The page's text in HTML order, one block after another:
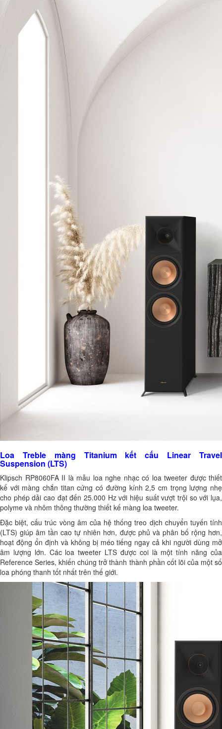
Loa Treble màng Titanium kết cấu Linear Travel
Suspension (LTS)
Klipsch RP8060FA II là mẫu loa nghe nhạc có loa tweeter được thiết
kế với màng chắn titan cứng có đường kính 2,5 cm trọng lượng nhẹ
cho phép dải cao đạt đến 25.000 Hz với hiệu suất vượt trội so với lụa,
polyme và nhôm thông thường thiết kế màng loa tweeter.
Đặc biệt, cấu trúc vòng âm của hệ thống treo dịch chuyển tuyến tính
(LTS) giúp âm tần cao tự nhiên hơn, được phủ và phân bố rộng hơn,
hoạt động ổn định và không bị méo tiếng ngay cả khi người dùng mở
âm lượng lớn. Các loa tweeter LTS được coi là một tính năng của
Reference Series, khiến chúng trở thành thành phần cốt lõi của một số
loa phóng thanh tốt nhất trên thế giới.